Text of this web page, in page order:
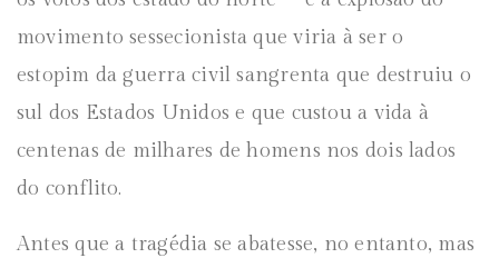
movimento sessecionista que viria à ser o
estopim da guerra civil sangrenta que destruiu o
sul dos Estados Unidos e que custou a vida à
centenas de milhares de homens nos dois lados
do conflito.
Antes que a tragédia se abatesse, no entanto, mas